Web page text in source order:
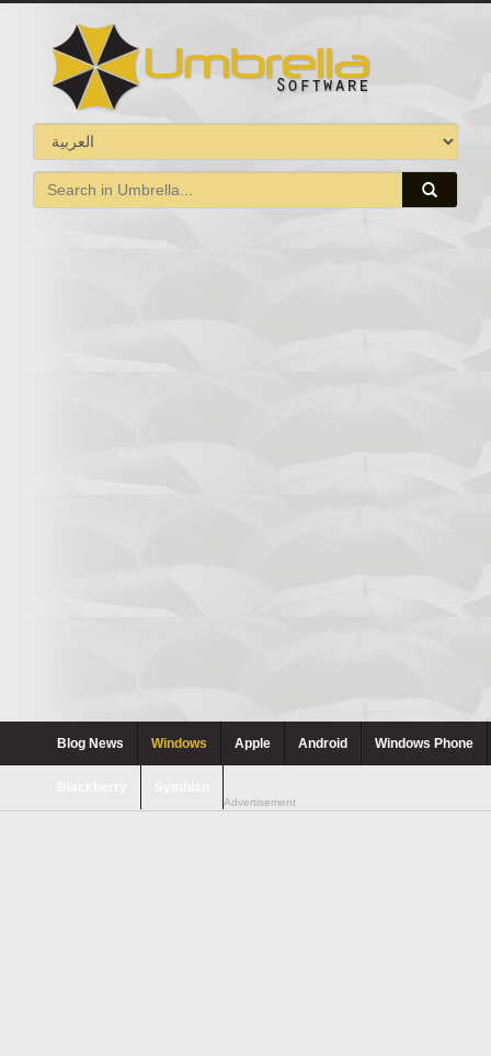
Blog News Windows Apple Android Windows Phone
Advertisement